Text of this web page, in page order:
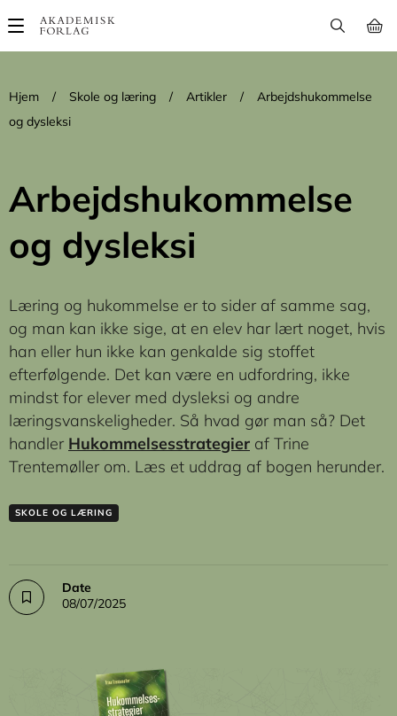
Main
navigation
Hjem / Skole og læring / Artikler /
Arbejdshukommelse
og dysleksi
Arbejdshukommelse
og dysleksi
SKOLE OG LÆRING
Læring og hukommelse er to sider af samme sag,
og man kan ikke sige, at en elev har lært noget, hvis
han eller hun ikke kan genkalde sig stoffet
efterfølgende. Det kan være en udfordring, ikke
mindst for elever med dysleksi og andre
læringsvanskeligheder. Så hvad gør man så? Det
handler Hukommelsesstrategier af Trine
Trentemøller om. Læs et uddrag af bogen herunder.
Date
08/07/2025